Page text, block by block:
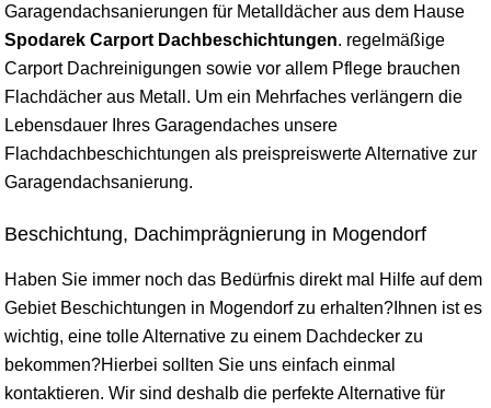
Garagendachsanierungen für Metalldächer aus dem Hause
Spodarek Carport Dachbeschichtungen. regelmäßige
Carport Dachreinigungen sowie vor allem Pflege brauchen
Flachdächer aus Metall. Um ein Mehrfaches verlängern die
Lebensdauer Ihres Garagendaches unsere
Flachdachbeschichtungen als preispreiswerte Alternative zur
Garagendachsanierung.
Beschichtung, Dachimprägnierung in Mogendorf
Haben Sie immer noch das Bedürfnis direkt mal Hilfe auf dem
Gebiet Beschichtungen in Mogendorf zu erhalten?Ihnen ist es
wichtig, eine tolle Alternative zu einem Dachdecker zu
bekommen?Hierbei sollten Sie uns einfach einmal
kontaktieren. Wir sind deshalb die perfekte Alternative für